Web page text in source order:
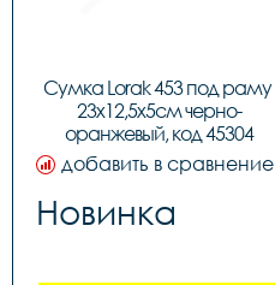
Сумка Lorak 453 под раму
23х12,5х5см черно-
оранжевый, код 45304
добавить в сравнение
Новинка